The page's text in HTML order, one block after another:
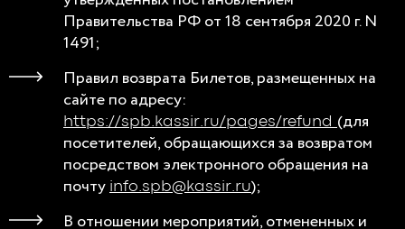
Правительства РФ от 18 сентября 2020 г. N
1491;
Правил возврата Билетов, размещенных на
сайте по адресу:
https://spb.kassir.ru/pages/refund (для
посетителей, обращающихся за возвратом
посредством электронного обращения на
почту info.spb@kassir.ru);
В отношении мероприятий, отмененных и